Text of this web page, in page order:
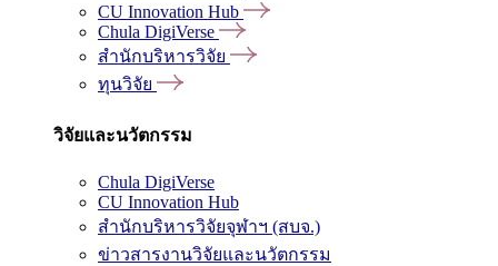
CU Innovation Hub
Chula DigiVerse
สำนักบริหารวิจัย
ทุนวิจัย
วิจัยและนวัตกรรม
Chula DigiVerse
CU Innovation Hub
สำนักบริหารวิจัยจุฬาฯ (สบจ.)
ข่าวสารงานวิจัยและนวัตกรรม